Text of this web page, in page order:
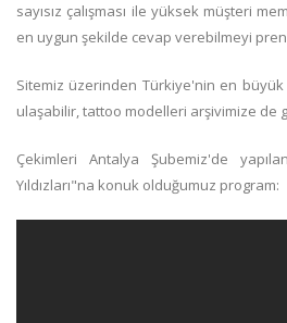
sayısız çalışması ile yüksek müşteri
en uygun şekilde cevap verebilmeyi
Sitemiz üzerinden Türkiye'nin en
ulaşabilir, tattoo modelleri arşivimize de
Çekimleri Antalya Şubemiz'de
Yıldızları"na konuk olduğumuz program: